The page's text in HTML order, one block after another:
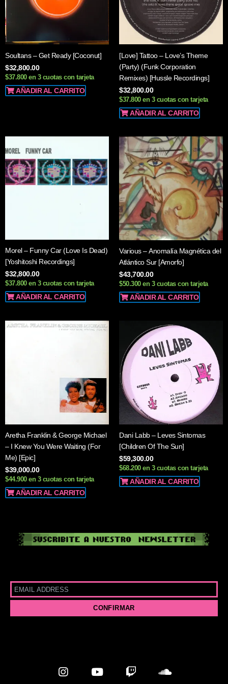
Soultans – Get Ready [Coconut]
$32,800.00
$37.800 en 3 cuotas con tarjeta
AÑADIR AL CARRITO
[Love] Tattoo – Love’s Theme
(Party) (Funk Corporation
Remixes) [Hussle Recordings]
$32,800.00
$37.800 en 3 cuotas con tarjeta
AÑADIR AL CARRITO
Morel – Funny Car (Love Is Dead)
[Yoshitoshi Recordings]
$32,800.00
$37.800 en 3 cuotas con tarjeta
AÑADIR AL CARRITO
Various – Anomalía Magnética del
Atlántico Sur [Amorfo]
$43,700.00
$50.300 en 3 cuotas con tarjeta
AÑADIR AL CARRITO
Aretha Franklin & George Michael
– I Knew You Were Waiting (For
Me) [Epic]
$39,000.00
$44.900 en 3 cuotas con tarjeta
AÑADIR AL CARRITO
Dani Labb – Leves Sintomas
[Children Of The Sun]
$59,300.00
$68.200 en 3 cuotas con tarjeta
AÑADIR AL CARRITO
I
n
Y
o
T
w
S
o